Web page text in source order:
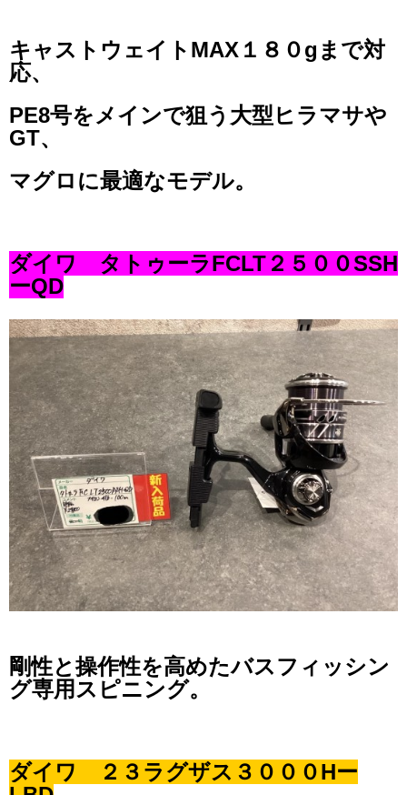
キャストウェイトMAX１８０gまで対
応、
PE8号をメインで狙う大型ヒラマサや
GT、
マグロに最適なモデル。
ダイワ タトゥーラFCLT２５００SSH
ーQD
剛性と操作性を高めたバスフィッシン
グ専用スピニング。
ダイワ ２３ラグザス３０００Hー